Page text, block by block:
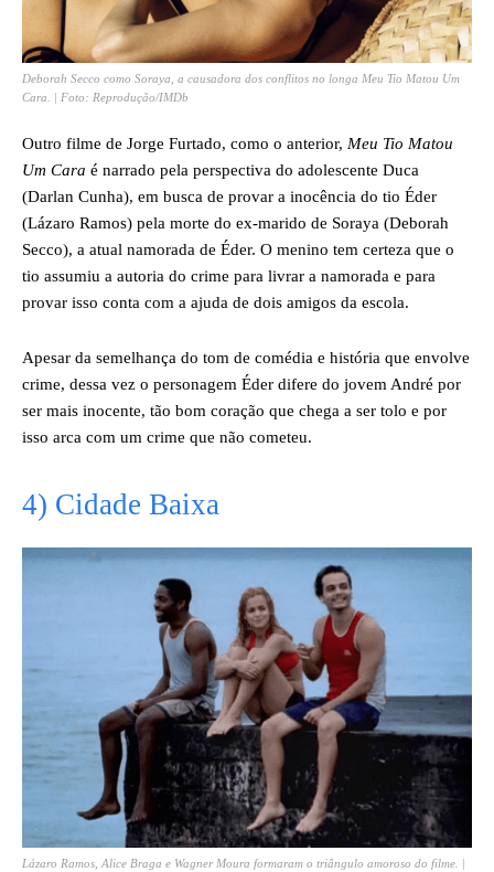
Deborah Secco como Soraya, a causadora dos conflitos no longa Meu Tio Matou Um
Cara. | Foto: Reprodução/IMDb
Outro filme de Jorge Furtado, como o anterior, Meu Tio Matou
Um Cara é narrado pela perspectiva do adolescente Duca
(Darlan Cunha), em busca de provar a inocência do tio Éder
(Lázaro Ramos) pela morte do ex-marido de Soraya (Deborah
Secco), a atual namorada de Éder. O menino tem certeza que o
tio assumiu a autoria do crime para livrar a namorada e para
provar isso conta com a ajuda de dois amigos da escola.
Apesar da semelhança do tom de comédia e história que envolve
crime, dessa vez o personagem Éder difere do jovem André por
ser mais inocente, tão bom coração que chega a ser tolo e por
isso arca com um crime que não cometeu.
4) Cidade Baixa
Lázaro Ramos, Alice Braga e Wagner Moura formaram o triângulo amoroso do filme. |